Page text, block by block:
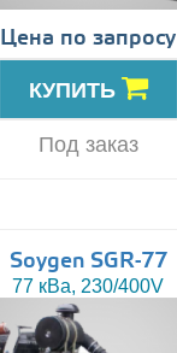
Цена по запросу
КУПИТЬ
Под заказ
Soygen SGR-77
77 кВа, 230/400V